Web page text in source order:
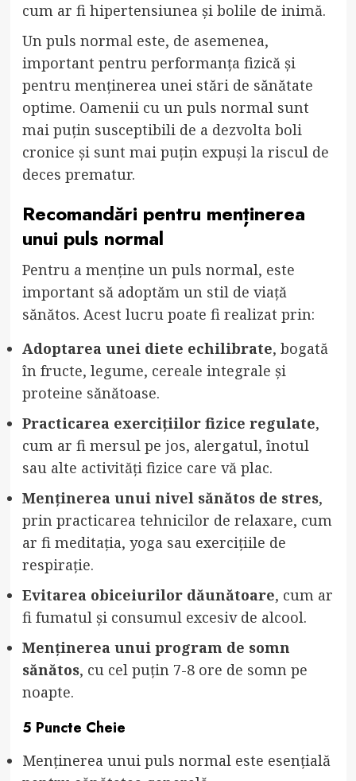
cum ar fi hipertensiunea și bolile de inimă.
Un puls normal este, de asemenea,
important pentru performanța fizică și
pentru menținerea unei stări de sănătate
optime. Oamenii cu un puls normal sunt
mai puțin susceptibili de a dezvolta boli
cronice și sunt mai puțin expuși la riscul de
deces prematur.
Recomandări pentru menținerea
unui puls normal
Pentru a menține un puls normal, este
important să adoptăm un stil de viață
sănătos. Acest lucru poate fi realizat prin:
Adoptarea unei diete echilibrate, bogată
în fructe, legume, cereale integrale și
proteine sănătoase.
Practicarea exercițiilor fizice regulate,
cum ar fi mersul pe jos, alergatul, înotul
sau alte activități fizice care vă plac.
Menținerea unui nivel sănătos de stres,
prin practicarea tehnicilor de relaxare, cum
ar fi meditația, yoga sau exercițiile de
respirație.
Evitarea obiceiurilor dăunătoare, cum ar
fi fumatul și consumul excesiv de alcool.
Menținerea unui program de somn
sănătos, cu cel puțin 7-8 ore de somn pe
noapte.
5 Puncte Cheie
Menținerea unui puls normal este esențială